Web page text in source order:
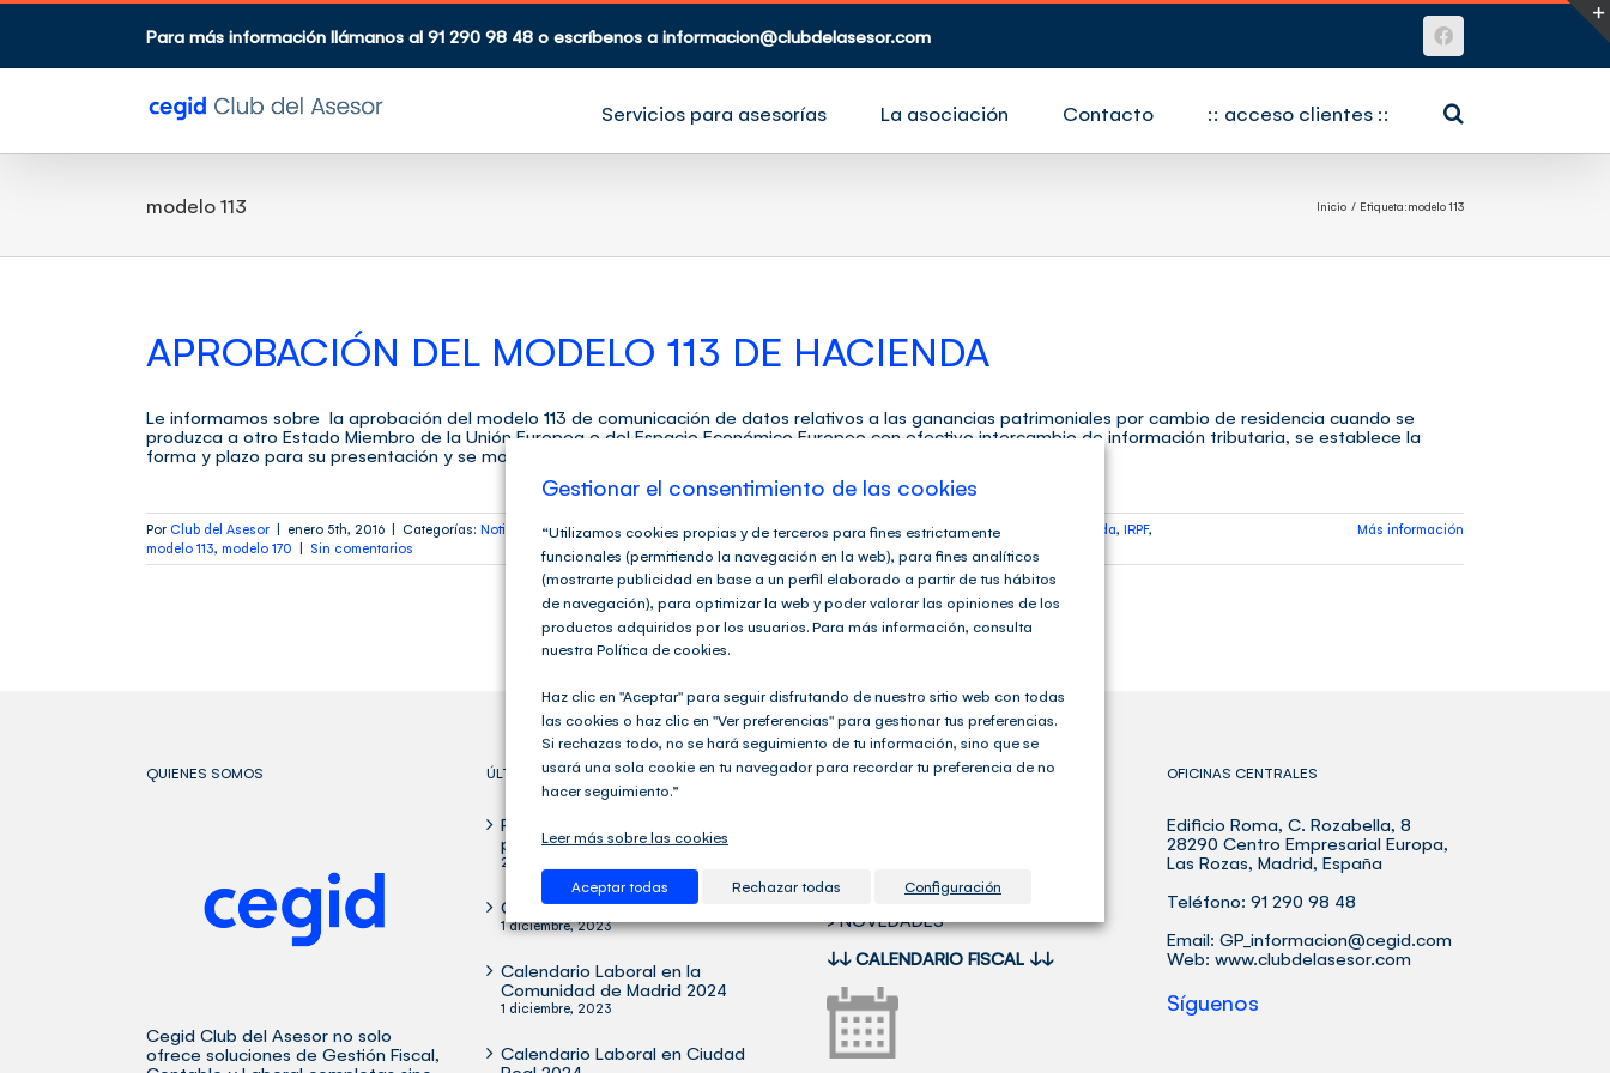
Saltar
Para más información llámanos al 91 290 98 48 o escríbenos a informacion@clubdelasesor.com Facebook
Servicios para asesorías La asociación Contacto :: acceso clientes ::
modelo 113 Inicio Etiqueta:modelo 113
APROBACIÓN DEL MODELO 113 DE HACIENDA
Le informamos sobre la aprobación del modelo 113 de comunicación de datos relativos a las ganancias patrimoniales por cambio de residencia cuando se
produzca a otro Estado Miembro de la Unión Europea o del Espacio Económico Europeo con efectivo intercambio de información tributaria, se establece la
forma y plazo para su presentación y se modifica [...]
Por Club del Asesor | enero 5th, 2016 | Categorías: Noticias del sector,Preguntas frecuentes | Etiquetas:administracion tributaria,AEAT Hacienda, IRPF,
modelo 113, modelo 170 | Sin comentarios
Más información
QUIENES SOMOS
Cegid Club del Asesor no solo
ofrece soluciones de Gestión Fiscal,
ÚLTIMOS ARTÍCULOS
Publicada la Orden Ministerial
para Verifactu
29 octubre, 2024
Calendario Laboral 2024
1 diciembre, 2023
Calendario Laboral en la
Comunidad de Madrid 2024
1 diciembre, 2023
Calendario Laboral en Ciudad
SECCIONES DE INTERÉS
> FORMACIÓN
> PACK ASESOR
> NOVEDADES
↓↓ CALENDARIO FISCAL ↓↓
OFICINAS CENTRALES
Edificio Roma, C. Rozabella, 8
28290 Centro Empresarial Europa,
Las Rozas, Madrid, España
Teléfono: 91 290 98 48
Email: GP_informacion@cegid.com
Web: www.clubdelasesor.com
Síguenos
Gestionar el consentimiento de las cookies
“Utilizamos cookies propias y de terceros para fines estrictamente
funcionales (permitiendo la navegación en la web), para fines analíticos
(mostrarte publicidad en base a un perfil elaborado a partir de tus hábitos
de navegación), para optimizar la web y poder valorar las opiniones de los
productos adquiridos por los usuarios. Para más información, consulta
nuestra Política de cookies.
Haz clic en "Aceptar" para seguir disfrutando de nuestro sitio web con todas
las cookies o haz clic en "Ver preferencias" para gestionar tus preferencias.
Si rechazas todo, no se hará seguimiento de tu información, sino que se
usará una sola cookie en tu navegador para recordar tu preferencia de no
hacer seguimiento.”
Leer más sobre las cookies
Aceptar todas Rechazar todas Configuración